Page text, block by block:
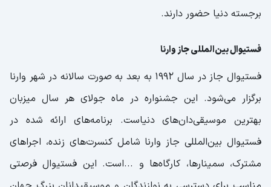
برجسته دنیا حضور دارند.
فستیوال بین‌المللی جاز وارنا
فستیوال جاز در سال 1992 به بعد به صورت سالانه در شهر وارنا
برگزار می‌شود. این جشنواره در ماه جولای هر سال میزبان
بهترین موسیقی‌دان‌های دنیاست. برنامه‌های ارائه شده در
فستیوال بین‌المللی جاز وارنا شامل کنسرت‌های زنده، اجراهای
مشترک، سمینارها، کارگاه‌ها و ...است. این فستیوال فرصتی